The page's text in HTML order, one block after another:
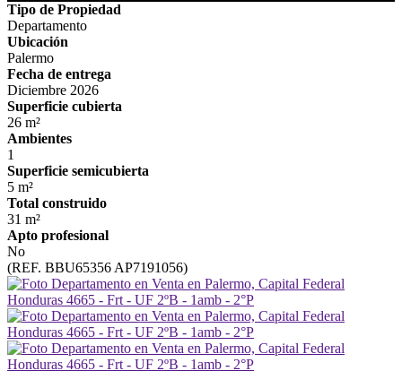
Tipo de Propiedad
Departamento
Ubicación
Palermo
Fecha de entrega
Diciembre 2026
Superficie cubierta
26 m²
Ambientes
1
Superficie semicubierta
5 m²
Total construido
31 m²
Apto profesional
No
(REF. BBU65356 AP7191056)